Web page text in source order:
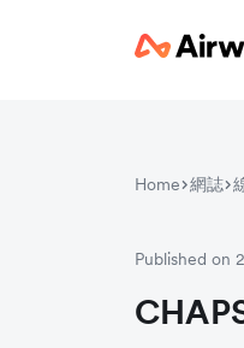
Home 網誌
Published on